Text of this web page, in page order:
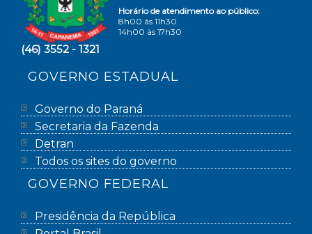
Horário de atendimento ao público:
8h00 às 11h30
14h00 às 17h30
(46) 3552 - 1321
GOVERNO ESTADUAL
Governo do Paraná
Secretaria da Fazenda
Detran
Todos os sites do governo
GOVERNO FEDERAL
Presidência da República